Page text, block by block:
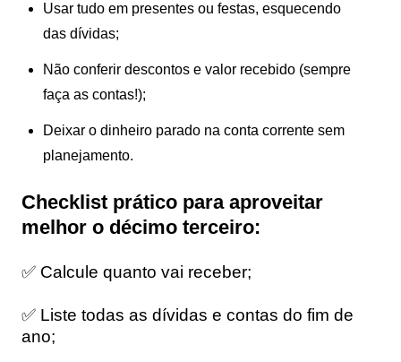
Usar tudo em presentes ou festas, esquecendo
das dívidas;
Não conferir descontos e valor recebido (sempre
faça as contas!);
Deixar o dinheiro parado na conta corrente sem
planejamento.
Checklist prático para aproveitar
melhor o décimo terceiro:
✅ Calcule quanto vai receber;
✅ Liste todas as dívidas e contas do fim de
ano;